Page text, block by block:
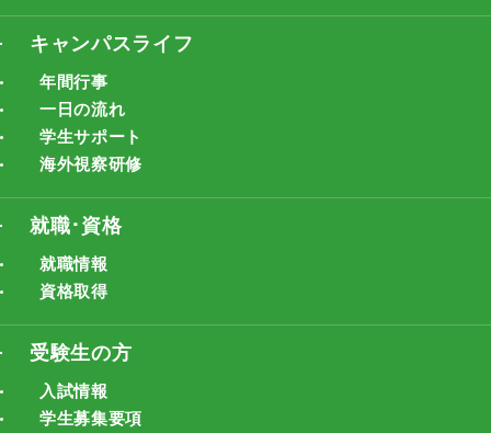
キャンパスライフ
年間行事
一日の流れ
学生サポート
海外視察研修
就職･資格
就職情報
資格取得
受験生の方
入試情報
学生募集要項